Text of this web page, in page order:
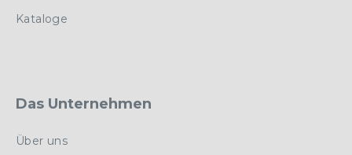
Kataloge
Das Unternehmen
Über uns